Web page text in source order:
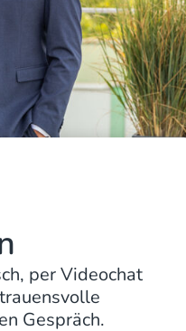
per Videochat
Gespräch.